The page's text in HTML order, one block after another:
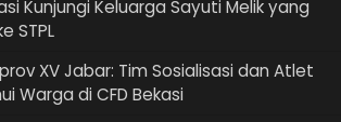
Kunjungi Keluarga Sayuti Melik yang
STPL
XV Jabar: Tim Sosialisasi dan Atlet
Warga di CFD Bekasi